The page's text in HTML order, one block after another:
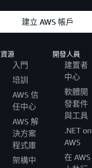
建立 AWS 帳戶
資源
入門
培訓
AWS 信
任中心
AWS 解
決方案
程式庫
架構中
開發人員
建置者
中心
軟體開
發套件
與工具
.NET on
AWS
在 AWS